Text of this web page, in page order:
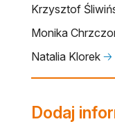
Krzysztof
Monika
Natalia Klorek 🡢
Dodaj